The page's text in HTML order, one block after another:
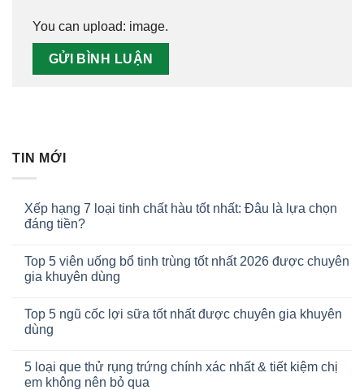
TIN MỚI
Xếp hạng 7 loại tinh chất hàu tốt nhất: Đâu là lựa chọn
đáng tiền?
Top 5 viên uống bổ tinh trùng tốt nhất 2026 được chuyên
gia khuyên dùng
Top 5 ngũ cốc lợi sữa tốt nhất được chuyên gia khuyên
dùng
5 loại que thử rụng trứng chính xác nhất & tiết kiệm chị
em không nên bỏ qua
You can upload: image.